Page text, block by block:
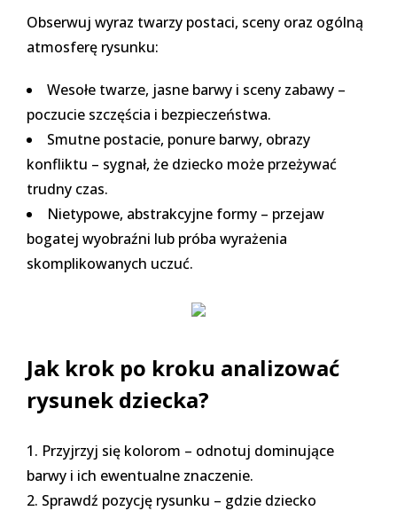
Obserwuj wyraz twarzy postaci, sceny oraz ogólną
atmosferę rysunku:
Wesołe twarze, jasne barwy i sceny zabawy –
poczucie szczęścia i bezpieczeństwa.
Smutne postacie, ponure barwy, obrazy
konfliktu – sygnał, że dziecko może przeżywać
trudny czas.
Nietypowe, abstrakcyjne formy – przejaw
bogatej wyobraźni lub próba wyrażenia
skomplikowanych uczuć.
Jak krok po kroku analizować
rysunek dziecka?
Przyjrzyj się kolorom – odnotuj dominujące
barwy i ich ewentualne znaczenie.
Sprawdź pozycję rysunku – gdzie dziecko